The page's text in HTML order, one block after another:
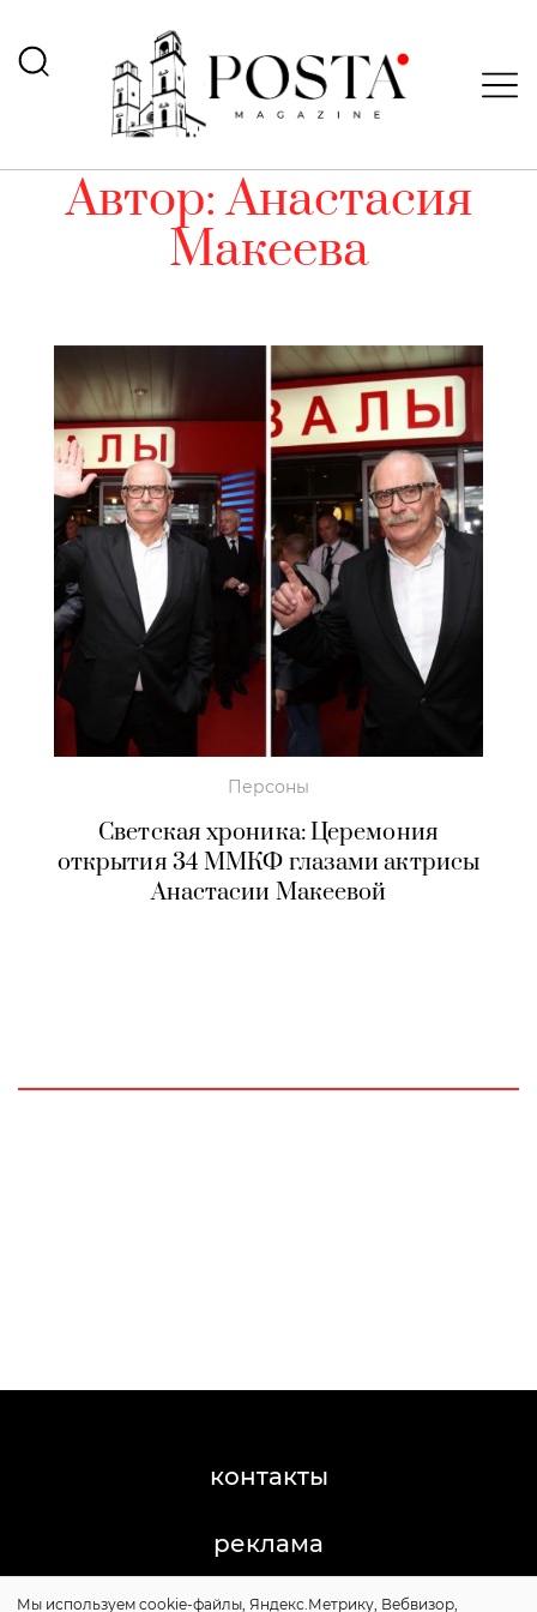
Автор:Анастасия
Макеева
Персоны
Светская хроника: Церемония
открытия 34 ММКФ глазами актрисы
Анастасии Макеевой
контакты
реклама
Мы используем cookie-файлы, Яндекс.Метрику, Вебвизор,